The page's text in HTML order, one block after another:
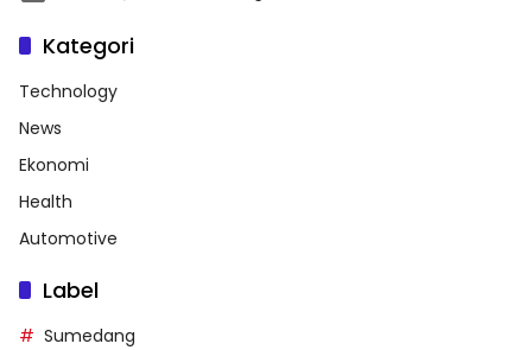
Kategori
Technology
News
Ekonomi
Health
Automotive
Label
Sumedang